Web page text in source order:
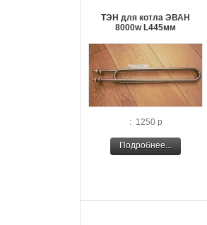
ТЭН для котла ЭВАН
8000w L445мм
: 1250 р
Подробнее...